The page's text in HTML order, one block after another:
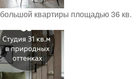
квартиры площадью 36 кв.